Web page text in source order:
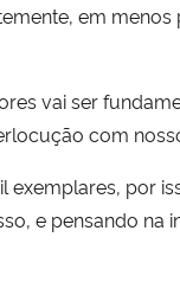
em
vai ser
com
exemplares, por
e pensando na